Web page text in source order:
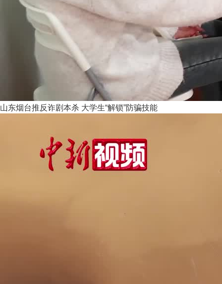
山东烟台推反诈剧本杀 大学生“解锁”防骗技能